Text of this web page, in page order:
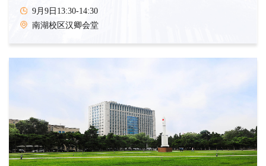
9月9日13:30-14:30
南湖校区汉卿会堂